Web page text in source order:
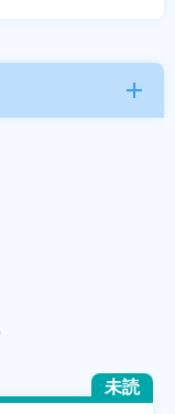
add
未読